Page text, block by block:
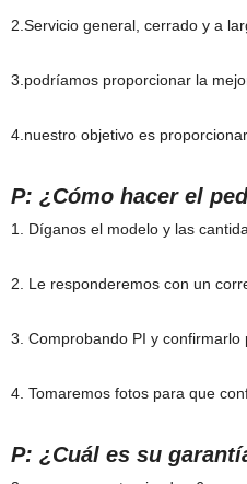
2.Servicio general, cerrado y a
3.podríamos proporcionar la
4.nuestro objetivo es
P: ¿Cómo hacer el
1. Díganos el modelo y las
2. Le responderemos con un
3. Comprobando PI y
4. Tomaremos fotos para que
P: ¿Cuál es su